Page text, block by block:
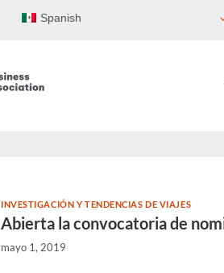
Spanish
INVESTIGACIÓN Y TENDENCIAS DE VIAJES
Abierta la convocatoria de
mayo 1, 2019